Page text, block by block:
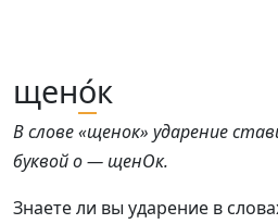
щено́к
В слове «щенок» ударение
буквой о — щенОк.
Знаете ли вы ударение в